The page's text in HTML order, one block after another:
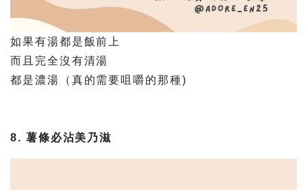
如果有湯都是飯前上
而且完全沒有清湯
都是濃湯（真的需要咀嚼的那種 )
8. 薯條必沾美乃滋